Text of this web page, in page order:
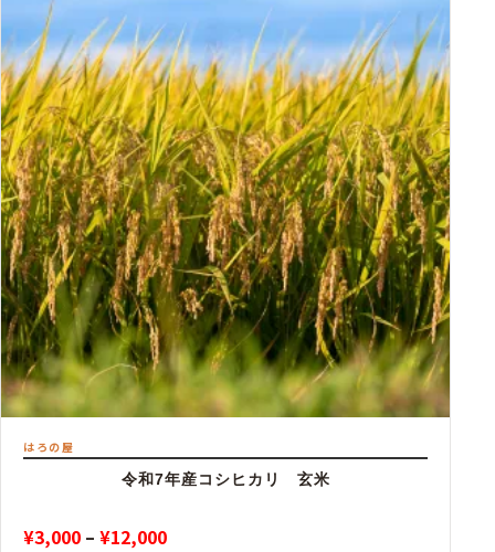
¥2,500
はろの屋
令和7年産コシヒカリ 玄米
¥3,000 – ¥12,000価